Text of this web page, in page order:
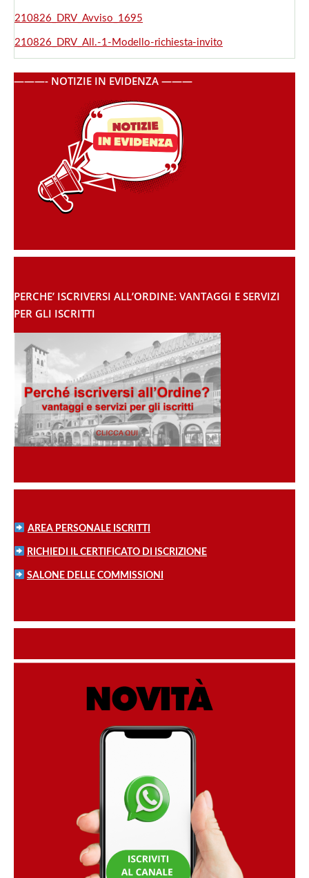
210826_DRV_Avviso_1695
210826_DRV_All.-1-Modello-richiesta-invito
———- NOTIZIE IN EVIDENZA ———
PERCHE’ ISCRIVERSI ALL’ORDINE: VANTAGGI E SERVIZI
PER GLI ISCRITTI
AREA PERSONALE ISCRITTI
RICHIEDI IL CERTIFICATO DI ISCRIZIONE
SALONE DELLE COMMISSIONI